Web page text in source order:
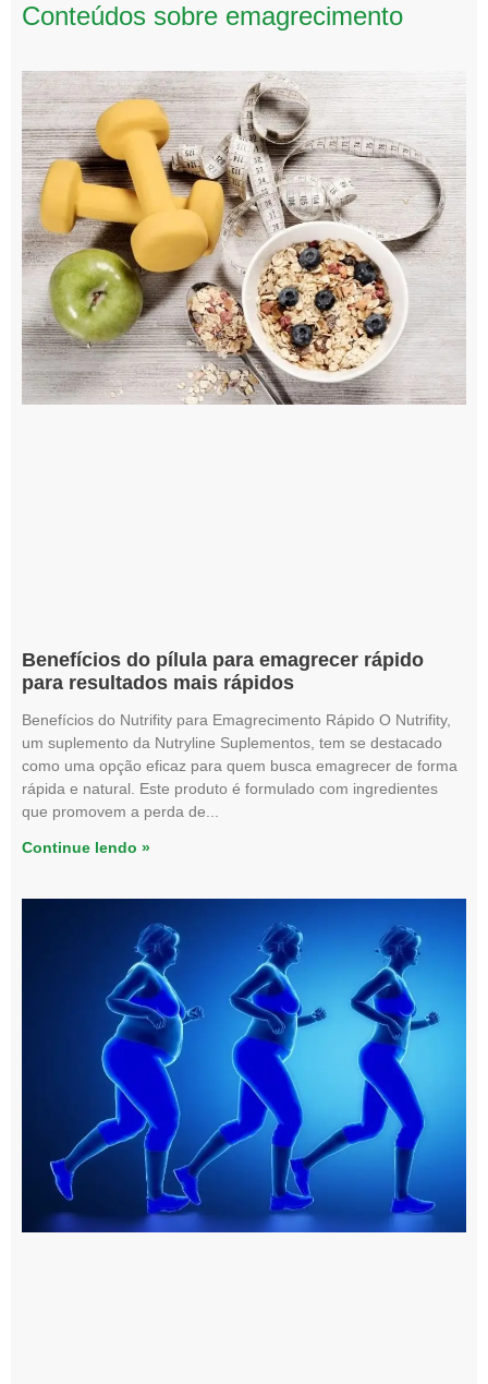
Conteúdos sobre emagrecimento
Benefícios do pílula para emagrecer rápido
para resultados mais rápidos
Benefícios do Nutrifity para Emagrecimento Rápido O Nutrifity,
um suplemento da Nutryline Suplementos, tem se destacado
como uma opção eficaz para quem busca emagrecer de forma
rápida e natural. Este produto é formulado com ingredientes
que promovem a perda de
Continue lendo »